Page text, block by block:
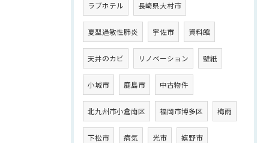
ラブホテル 長崎県大村市
夏型過敏性肺炎 宇佐市 資料館
天井のカビ リノベーション 壁紙
小城市 鹿島市 中古物件
北九州市小倉南区 福岡市博多区 梅雨
下松市 病気 光市 嬉野市